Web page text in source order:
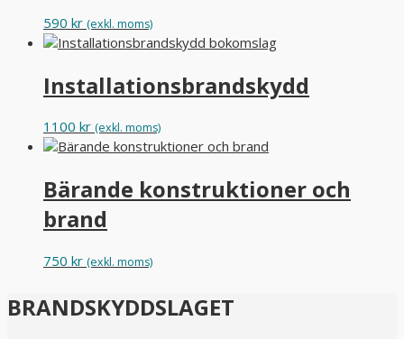
590 kr (exkl. moms)
Installationsbrandskydd
1100 kr (exkl. moms)
Bärande konstruktioner och
brand
750 kr (exkl. moms)
BRANDSKYDDSLAGET